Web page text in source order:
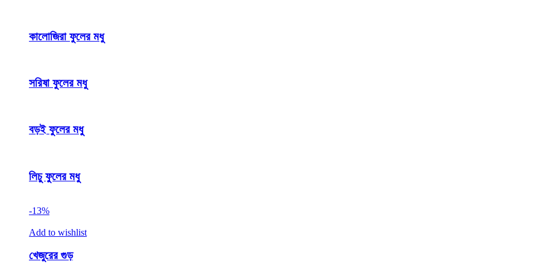
কালোজিরা ফুলের মধু
সরিষা ফুলের মধু
বড়ই ফুলের মধু
লিচু ফুলের মধু
-13%
Add to wishlist
খেজুরের গুড়